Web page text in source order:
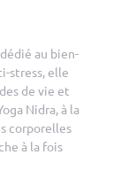
au bien-
stress, elle
de vie et
Nidra, à la
corporelles
à la fois